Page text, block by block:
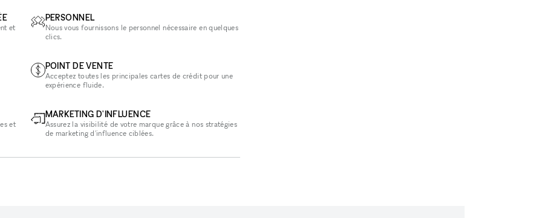
et
et
PERSONNEL
Nous vous fournissons le personnel nécessaire en quelques
clics.
POINT DE VENTE
Acceptez toutes les principales cartes de crédit pour une
expérience fluide.
MARKETING D'INFLUENCE
Assurez la visibilité de votre marque grâce à nos stratégies
de marketing d'influence ciblées.